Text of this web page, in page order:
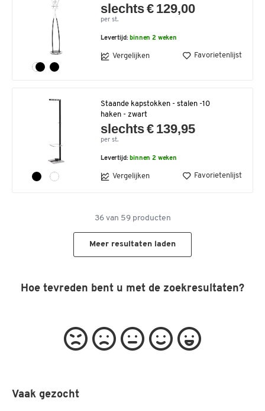
slechts € 129,00
per st.
Levertijd: binnen 2 weken
Vergelijken Favorietenlijst
Staande kapstokken - stalen -10
haken - zwart
slechts € 139,95
per st.
Levertijd: binnen 2 weken
Vergelijken Favorietenlijst
36van 59producten
Meer resultaten laden
Hoe tevreden bent u met de zoekresultaten?
Vaak gezocht